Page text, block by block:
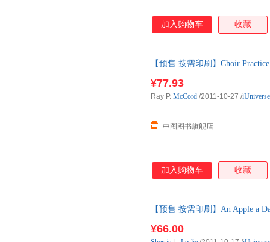
加入购物车 收藏
【预售 按需印刷】Choir
¥77.93
中图图书旗舰店
Ray P. McCord /2011-10-27 /iUniverse
加入购物车 收藏
【预售 按需印刷】An Apple a
¥66.00